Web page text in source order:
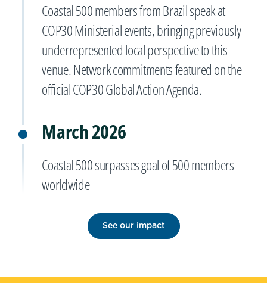
Coastal 500 members from Brazil speak at
COP30 Ministerial events, bringing previously
underrepresented local perspective to this
venue. Network commitments featured on the
official COP30 Global Action Agenda.
March 2026
Coastal 500 surpasses goal of 500 members
worldwide
See our impact